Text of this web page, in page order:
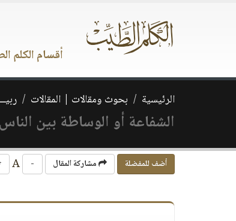
أقسام الكلم
الرئيسية بحوث ومقالات | المقالات
الشفاعة أو الوساطة بين
أضف للمفضلة مشاركة المقال -